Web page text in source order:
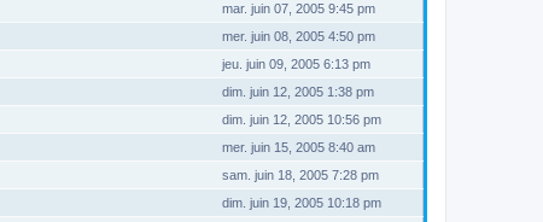
mar. juin 07, 2005 9:45 pm
mer. juin 08, 2005 4:50 pm
jeu. juin 09, 2005 6:13 pm
dim. juin 12, 2005 1:38 pm
dim. juin 12, 2005 10:56 pm
mer. juin 15, 2005 8:40 am
sam. juin 18, 2005 7:28 pm
dim. juin 19, 2005 10:18 pm